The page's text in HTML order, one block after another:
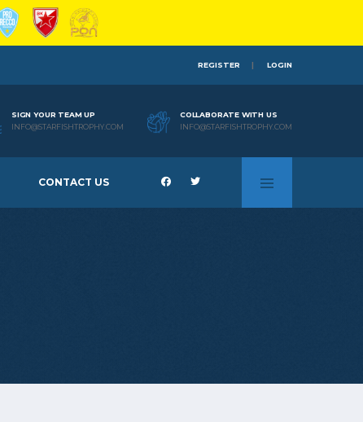
REGISTER LOGIN
SIGN YOUR TEAM UP
INFO@STARFISHTROPHY.COM
COLLABORATE WITH US
INFO@STARFISHTROPHY.COM
CONTACT US